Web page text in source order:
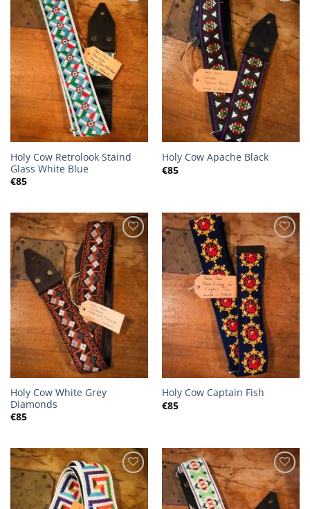
Holy Cow Retrolook Staind
Glass White Blue
€85
Holy Cow Apache Black
€85
Holy Cow White Grey
Diamonds
€85
Holy Cow Captain Fish
€85